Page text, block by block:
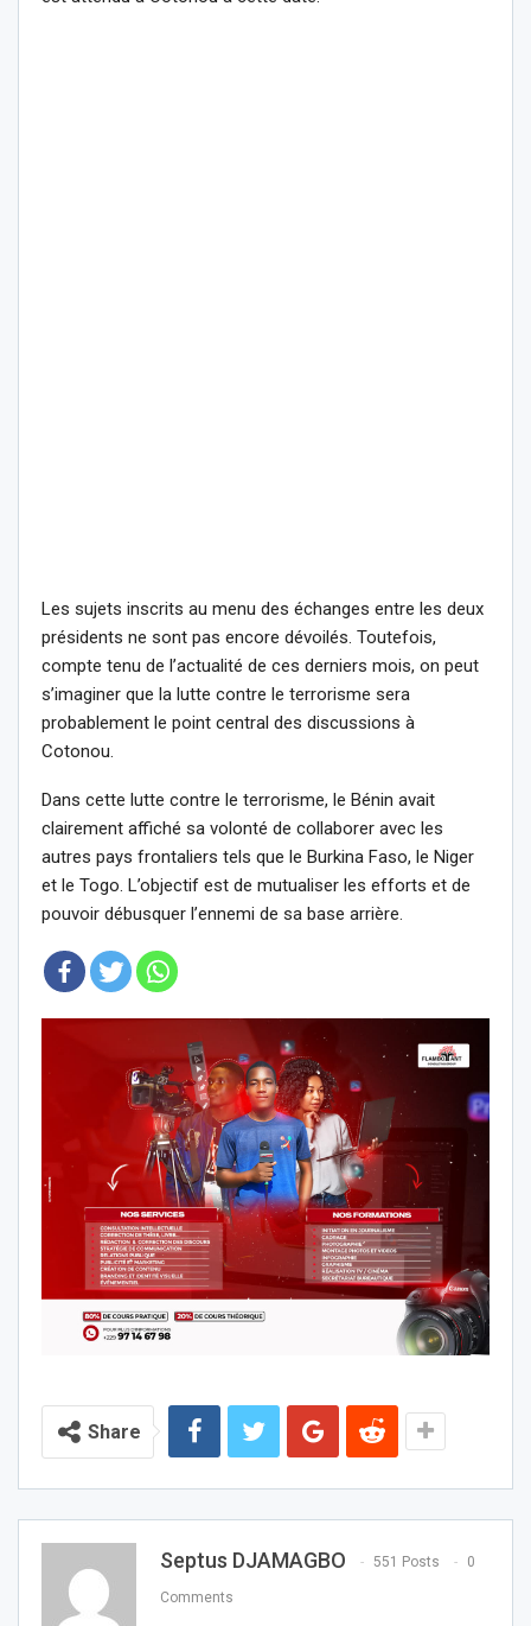
Les sujets inscrits au menu des échanges entre les deux
présidents ne sont pas encore dévoilés. Toutefois,
compte tenu de l’actualité de ces derniers mois, on peut
s’imaginer que la lutte contre le terrorisme sera
probablement le point central des discussions à
Cotonou.
Dans cette lutte contre le terrorisme, le Bénin avait
clairement affiché sa volonté de collaborer avec les
autres pays frontaliers tels que le Burkina Faso, le Niger
et le Togo. L’objectif est de mutualiser les efforts et de
pouvoir débusquer l’ennemi de sa base arrière.
Share
Septus DJAMAGBO 551 Posts 0
Comments